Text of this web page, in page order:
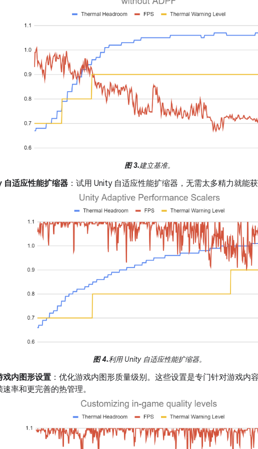
图 3.建立基准。
自适应性能扩缩器 ：试用 Unity 自适应性能扩缩器，无需太多精力就能获
图 4.利用 Unity 自适应性能扩缩器。
戏内图形设置 ：优化游戏内图形质量级别。这些设置是专门针对游戏内
率和更完善的热管理。